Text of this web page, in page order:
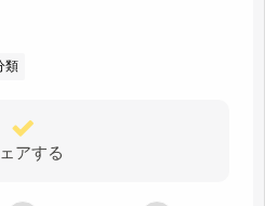
類
アする